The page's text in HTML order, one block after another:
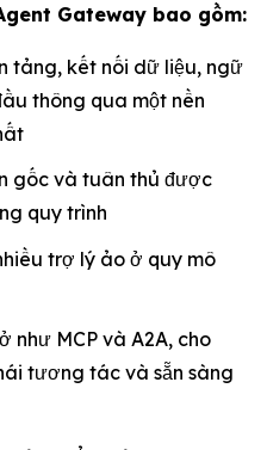
Gateway bao gồm:
tảng, kết nối dữ liệu, ngữ
thông qua một nền
gốc và tuân thủ được
quy trình
trợ lý ảo ở quy mô
như MCP và A2A, cho
tương tác và sẵn sàng